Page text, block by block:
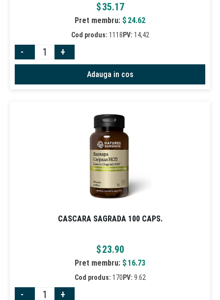
$35.17
Pret membru: $ 24.62
Cod produs: 1118 PV: 14,42
- +
Adauga in cos
CASCARA SAGRADA 100 CAPS.
$23.90
Pret membru: $ 16.73
Cod produs: 170 PV: 9.62
- +